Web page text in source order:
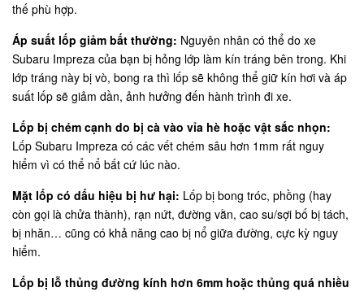
thế phù hợp.
Áp suất lốp giảm bất thường: Nguyên nhân có thể do xe
Subaru Impreza của bạn bị hỏng lớp làm kín tráng bên trong. Khi
lớp tráng này bị vò, bong ra thì lốp sẽ không thể giữ kín hơi và áp
suất lốp sẽ giảm dần, ảnh hưởng đến hành trình đi xe.
Lốp bị chém cạnh do bị cà vào vỉa hè hoặc vật sắc nhọn:
Lốp Subaru Impreza có các vết chém sâu hơn 1mm rất nguy
hiểm vì có thể nổ bất cứ lúc nào.
Mặt lốp có dấu hiệu bị hư hại: Lốp bị bong tróc, phồng (hay
còn gọi là chửa thành), rạn nứt, đường vằn, cao su/sợi bố bị tách,
bị nhăn… cũng có khả năng cao bị nổ giữa đường, cực kỳ nguy
hiểm.
Lốp bị lỗ thủng đường kính hơn 6mm hoặc thủng quá nhiều